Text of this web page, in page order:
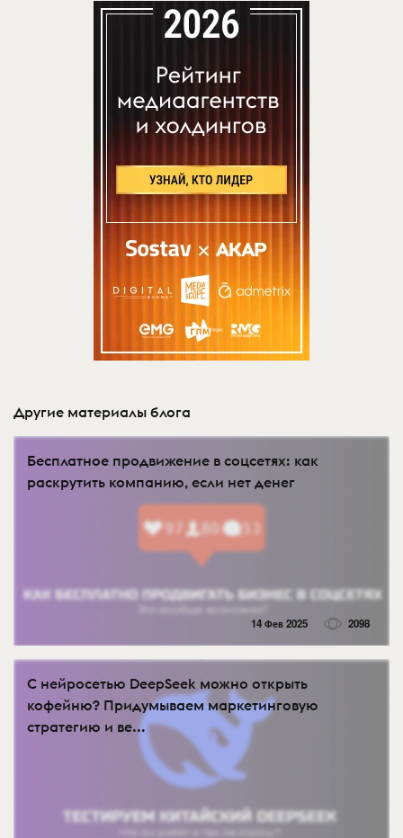
Другие материалы блога
Бесплатное продвижение в соцсетях: как
раскрутить компанию, если нет денег
14 Фев 2025 2098
С нейросетью DeepSeek можно открыть
кофейню? Придумываем маркетинговую
стратегию и ве...